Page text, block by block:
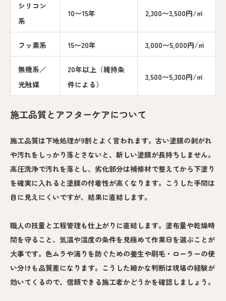
シリコン
系
10〜15年 2,300〜3,500円/㎡
フッ素系 15〜20年 3,000〜5,000円/㎡
無機系／
光触媒
20年以上（維持条
件による）
3,500〜5,300円/㎡
施工品質とアフターケアについて
施工品質は下地処理が9割とよく言われます。古い塗膜の剥がれ
や汚れをしっかり落とさないと、新しい塗膜が長持ちしません。
高圧洗浄で汚れを落とし、劣化部分は補修材で整えてから下塗り
を確実に入れると塗膜の付着性が高くなります。こうした手間は
目に見えにくいですが、結果に直結します。
職人の技量と工程管理も仕上がりに直結します。塗布量や乾燥時
間を守ること、気温や湿度の条件を見極めて作業日を選ぶことが
大事です。色ムラや滴りを防ぐための養生や刷毛・ローラーの使
い分けも品質差になります。こうした細かな判断は現場の経験が
効いてくるので、信頼できる施工者かどうかを確認しましょう。